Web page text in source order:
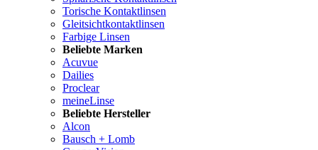
Torische Kontaktlinsen
Gleitsichtkontaktlinsen
Farbige Linsen
Beliebte Marken
Acuvue
Dailies
Proclear
meineLinse
Beliebte Hersteller
Alcon
Bausch + Lomb